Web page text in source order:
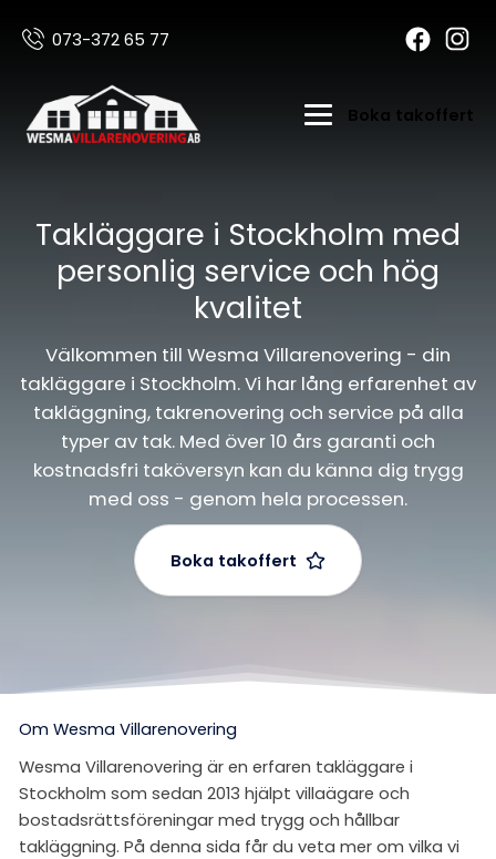
073-372 65 77
Boka takoffert
Takläggare i Stockholm med
personlig service och hög
kvalitet
Välkommen till Wesma Villarenovering - din
takläggare i Stockholm. Vi har lång erfarenhet av
takläggning, takrenovering och service på alla
typer av tak. Med över 10 års garanti och
kostnadsfri taköversyn kan du känna dig trygg
med oss - genom hela processen.
Boka takoffert
Om Wesma Villarenovering
Wesma Villarenovering är en erfaren takläggare i
Stockholm som sedan 2013 hjälpt villaägare och
bostadsrättsföreningar med trygg och hållbar
takläggning. På denna sida får du veta mer om vilka vi